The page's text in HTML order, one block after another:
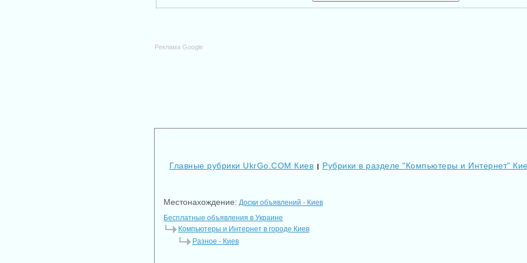
Реклама Google
Главные рубрики UkrGo.COM Киев | Рубрики в разделе "Компьютеры и Интернет"
Местонахождение: Доски объявлений - Киев
Бесплатные объявления в Украине
Компьютеры и Интернет в городе Киев
Разное - Киев